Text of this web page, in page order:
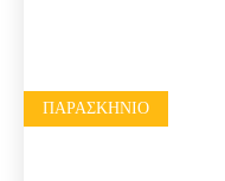
ΠΑΡΑΣΚΉΝΙΟ